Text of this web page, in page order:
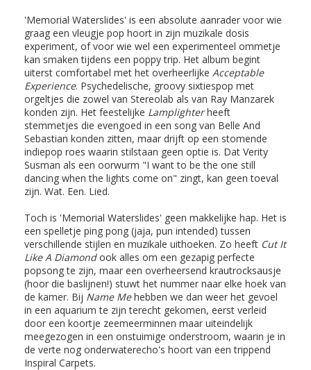
'Memorial Waterslides' is een absolute aanrader voor wie
graag een vleugje pop hoort in zijn muzikale dosis
experiment, of voor wie wel een experimenteel ommetje
kan smaken tijdens een poppy trip. Het album begint
uiterst comfortabel met het overheerlijke Acceptable
Experience. Psychedelische, groovy sixtiespop met
orgeltjes die zowel van Stereolab als van Ray Manzarek
konden zijn. Het feestelijke Lamplighterheeft
stemmetjes die evengoed in een song van Belle And
Sebastian konden zitten, maar drijft op een stomende
indiepop roes waarin stilstaan geen optie is. Dat Verity
Susman als een oorwurm "I want to be the one still
dancing when the lights come on" zingt, kan geen toeval
zijn. Wat. Een. Lied.
Toch is 'Memorial Waterslides' geen makkelijke hap. Het is
een spelletje ping pong (jaja, pun intended) tussen
verschillende stijlen en muzikale uithoeken. Zo heeft Cut It
Like A Diamondook alles om een gezapig perfecte
popsong te zijn, maar een overheersend krautrocksausje
(hoor die baslijnen!) stuwt het nummer naar elke hoek van
de kamer. Bij Name Mehebben we dan weer het gevoel
in een aquarium te zijn terecht gekomen, eerst verleid
door een koortje zeemeerminnen maar uiteindelijk
meegezogen in een onstuimige onderstroom, waarin je in
de verte nog onderwaterecho's hoort van een trippend
Inspiral Carpets.